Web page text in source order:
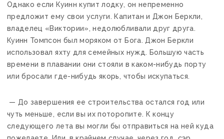
Однако если Куинн купит лодку, он непременно
предложит ему свои услуги. Капитан и Джон Беркли,
владелец «Виктории», недолюбливали друг друга.
Куинн Томпсон был моряком от Бога. Джон Беркли
использовал яхту для семейных нужд. Большую часть
времени в плавании они стояли в каком-нибудь порту
или бросали где-нибудь якорь, чтобы искупаться.
— До завершения ее строительства остался год или
чуть меньше, если вы их поторопите. К концу
следующего лета вы могли бы отправиться на ней куда